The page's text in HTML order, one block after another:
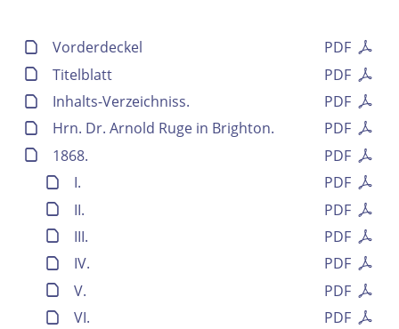
PDF
Vorderdeckel
PDF
Titelblatt
PDF
Inhalts-Verzeichniss.
PDF
Hrn. Dr. Arnold Ruge in Brighton.
PDF
1868.
PDF
I.
PDF
II.
PDF
III.
PDF
IV.
PDF
V.
PDF
VI.